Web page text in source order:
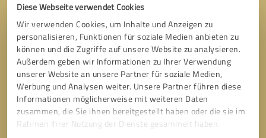
Diese Webseite verwendet Cookies
Wir verwenden Cookies, um Inhalte und Anzeigen zu
personalisieren, Funktionen für soziale Medien anbieten zu
können und die Zugriffe auf unsere Website zu analysieren.
Außerdem geben wir Informationen zu Ihrer Verwendung
unserer Website an unsere Partner für soziale Medien,
Werbung und Analysen weiter. Unsere Partner führen diese
Informationen möglicherweise mit weiteren Daten
zusammen, die Sie ihnen bereitgestellt haben oder die sie im
Rahmen Ihrer Nutzung der Dienste gesammelt haben.